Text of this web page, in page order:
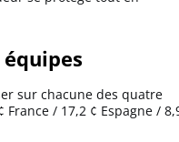
sur chacune des quatre
/ 17,2 ¢ Espagne /